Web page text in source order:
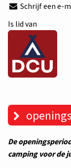
Schrijf een e-
Is lid van
De
camping voor de